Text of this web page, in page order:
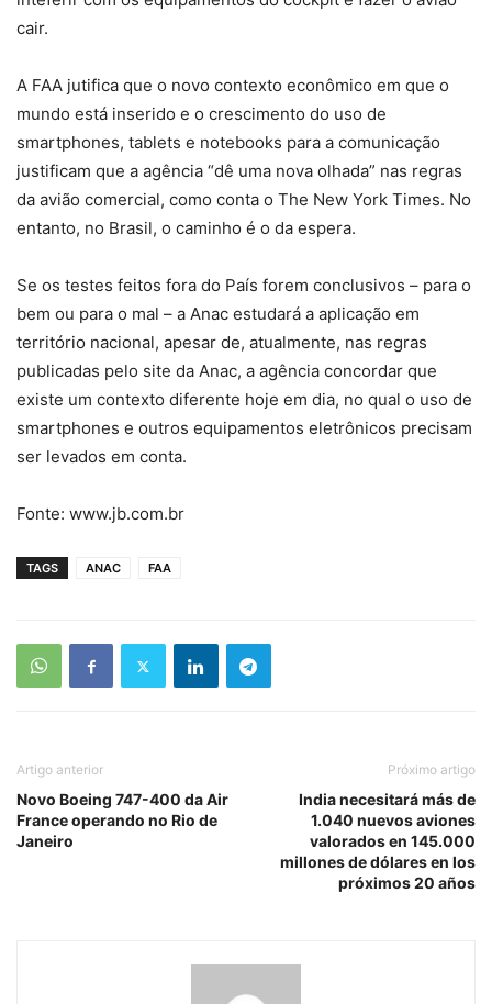
cair.
A FAA jutifica que o novo contexto econômico em que o
mundo está inserido e o crescimento do uso de
smartphones, tablets e notebooks para a comunicação
justificam que a agência “dê uma nova olhada” nas regras
da avião comercial, como conta o The New York Times. No
entanto, no Brasil, o caminho é o da espera.
Se os testes feitos fora do País forem conclusivos – para o
bem ou para o mal – a Anac estudará a aplicação em
território nacional, apesar de, atualmente, nas regras
publicadas pelo site da Anac, a agência concordar que
existe um contexto diferente hoje em dia, no qual o uso de
smartphones e outros equipamentos eletrônicos precisam
ser levados em conta.
Fonte: www.jb.com.br
TAGS ANAC FAA
Artigo anterior
Novo Boeing 747-400 da Air
France operando no Rio de
Janeiro
Próximo artigo
India necesitará más de
1.040 nuevos aviones
valorados en 145.000
millones de dólares en los
próximos 20 años